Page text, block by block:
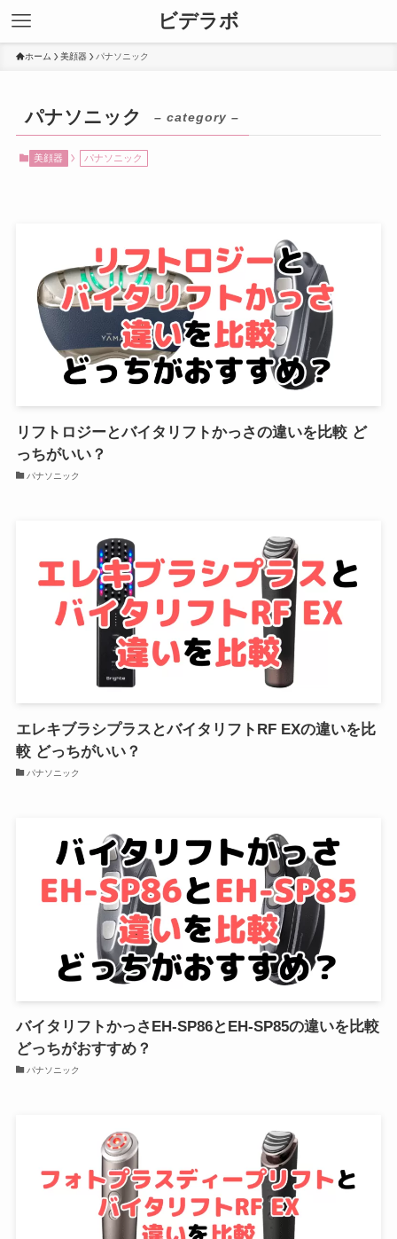
ビデラボ
ホーム 美顔器 パナソニック
パナソニック – category –
美顔器 パナソニック
リフトロジーとバイタリフトかっさの違いを比較 ど
っちがいい？
パナソニック
エレキブラシプラスとバイタリフトRF EXの違いを比
較 どっちがいい？
パナソニック
バイタリフトかっさEH-SP86とEH-SP85の違いを比較
どっちがおすすめ？
パナソニック